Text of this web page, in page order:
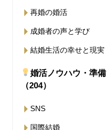
再婚の婚活
成婚者の声と学び
結婚生活の幸せと現実
婚活ノウハウ・準備
（204）
SNS
国際結婚